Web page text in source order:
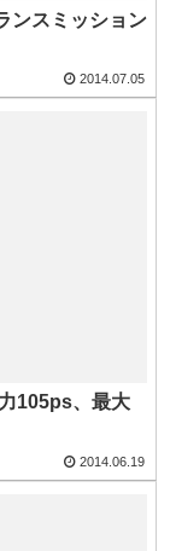
ンスミッション
2014.07.05
105ps、最大
2014.06.19